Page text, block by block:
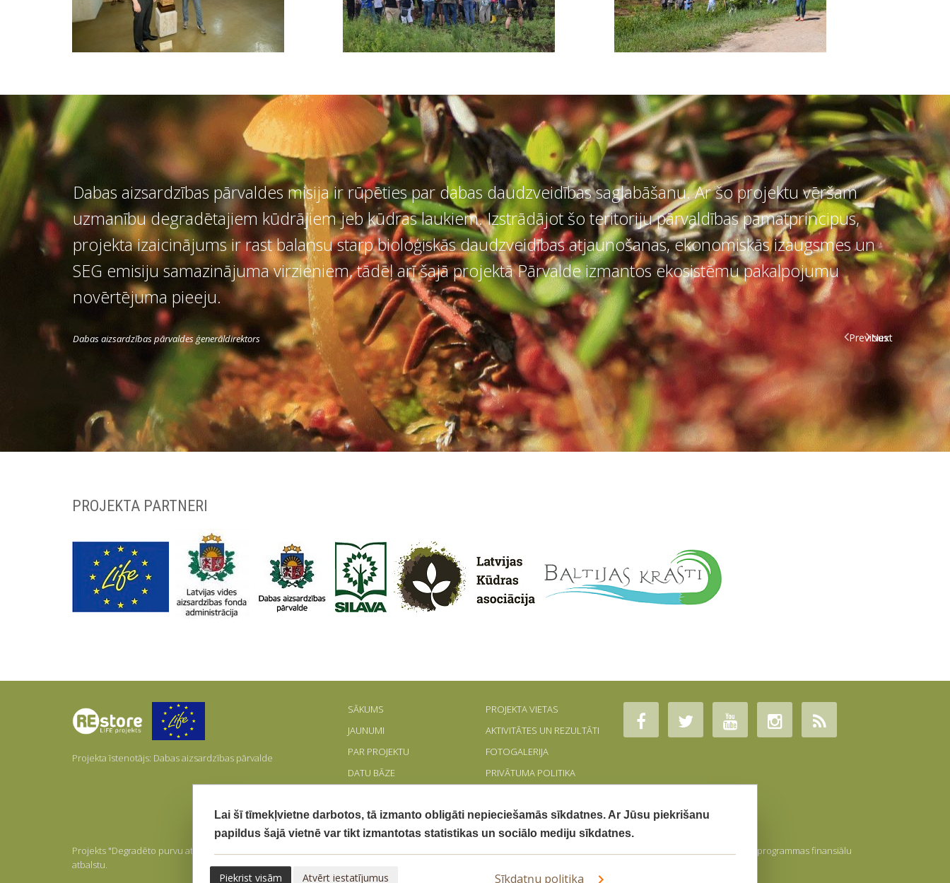
Previous
Dabas aizsardzības pārvaldes misija ir rūpēties par dabas daudzveidības saglabāšanu. Ar šo projektu vēršam
uzmanību degradētajiem kūdrājiem jeb kūdras laukiem. Izstrādājot šo teritoriju pārvaldības pamatprincipus,
projekta izaicinājums ir rast balansu starp bioloģiskās daudzveidības atjaunošanas, ekonomiskās izaugsmes un
SEG emisiju samazinājuma virzieniem, tādēļ arī šajā projektā Pārvalde izmantos ekosistēmu pakalpojumu
novērtējuma pieeju.
Dabas aizsardzības pārvaldes ģenerāldirektors Next
PROJEKTA PARTNERI
Par
mums
Projekta īstenotājs: Dabas aizsardzības pārvalde
SĀKUMS
JAUNUMI
PAR PROJEKTU
DATU BĀZE
PROJEKTA VIETAS
AKTIVITĀTES UN REZULTĀTI
FOTOGALERIJA
PRIVĀTUMA POLITIKA
PAZIŅOJUMS
Projekts "Degradēto purvu atbildīga apsaimniekošana un ilgtspējīga izmantošana Latvijā" (LIFE REstore, LIFE14 CCM/LV/001103) tiek īstenots ar Eiropas Savienības LIFE programmas finansiālu
atbalstu.
Lai šī tīmekļvietne darbotos, tā izmanto obligāti nepieciešamās sīkdatnes. Ar Jūsu piekrišanu
papildus šajā vietnē var tikt izmantotas statistikas un sociālo mediju sīkdatnes.
Piekrist visām Atvērt iestatījumus Sīkdatņu politika